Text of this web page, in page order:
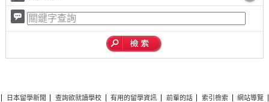
日本留學新聞 查詢欲就讀學校 有用的留學資訊 前輩的話 索引檢索
網站導覽